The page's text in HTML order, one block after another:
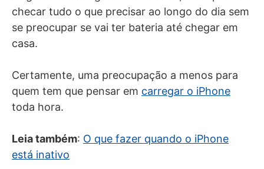
checar tudo o que precisar ao longo do dia sem
se preocupar se vai ter bateria até chegar em
casa.
Certamente, uma preocupação a menos para
quem tem que pensar em carregar o iPhone
toda hora.
Leia também: O que fazer quando o iPhone
está inativo